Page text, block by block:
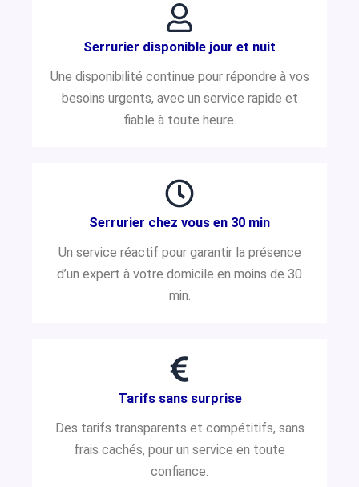
Serrurier disponible jour et nuit
Une disponibilité continue pour répondre à vos
besoins urgents, avec un service rapide et
fiable à toute heure.
Serrurier chez vous en 30 min
Un service réactif pour garantir la présence
d’un expert à votre domicile en moins de 30
min.
Tarifs sans surprise
Des tarifs transparents et compétitifs, sans
frais cachés, pour un service en toute
confiance.